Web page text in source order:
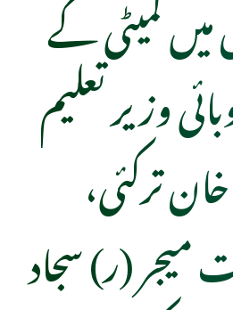
کمیٹی کے
وزیر تعلیم
ترکئی،
(ر) سجاد